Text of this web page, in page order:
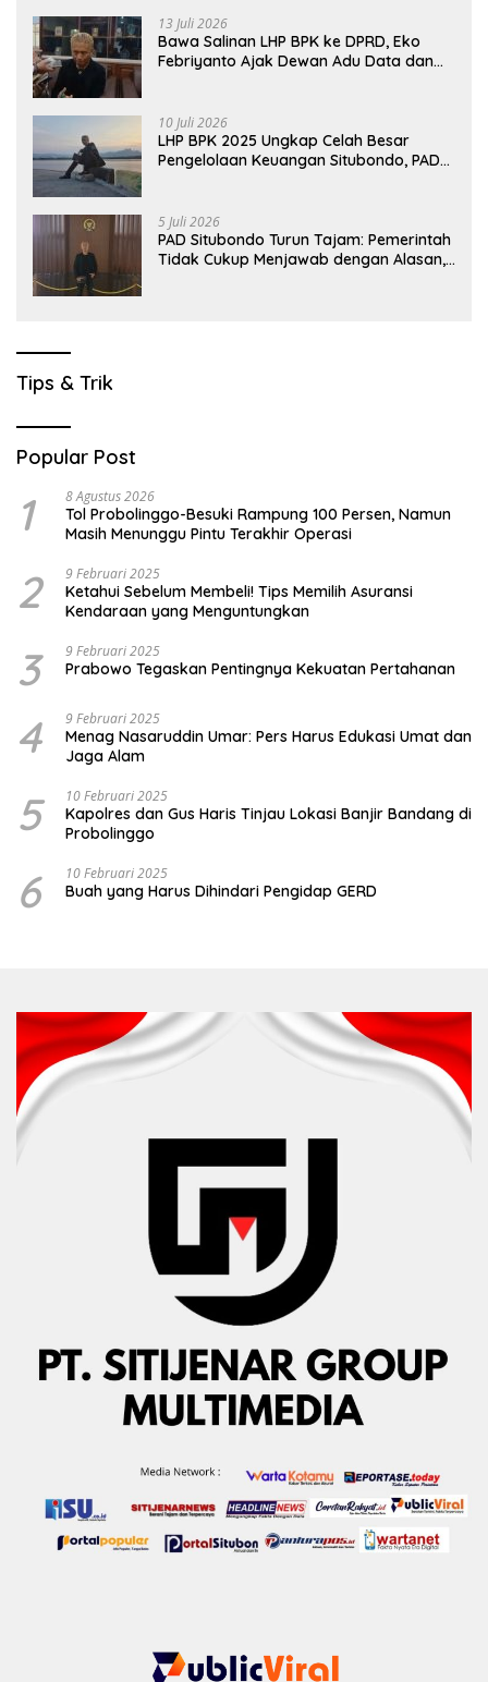
13 Juli 2026
Bawa Salinan LHP BPK ke DPRD, Eko
Febriyanto Ajak Dewan Adu Data dan
10 Juli 2026
LHP BPK 2025 Ungkap Celah Besar
Pengelolaan Keuangan Situbondo, PAD
5 Juli 2026
PAD Situbondo Turun Tajam: Pemerintah
Tidak Cukup Menjawab dengan Alasan,
Tips & Trik
Popular Post
1 8 Agustus 2026
Tol Probolinggo-Besuki Rampung 100 Persen, Namun
Masih Menunggu Pintu Terakhir Operasi
2 9 Februari 2025
Ketahui Sebelum Membeli! Tips Memilih Asuransi
Kendaraan yang Menguntungkan
3 9 Februari 2025
Prabowo Tegaskan Pentingnya Kekuatan Pertahanan
4 9 Februari 2025
Menag Nasaruddin Umar: Pers Harus Edukasi Umat dan
Jaga Alam
5 10 Februari 2025
Kapolres dan Gus Haris Tinjau Lokasi Banjir Bandang di
Probolinggo
6 10 Februari 2025
Buah yang Harus Dihindari Pengidap GERD